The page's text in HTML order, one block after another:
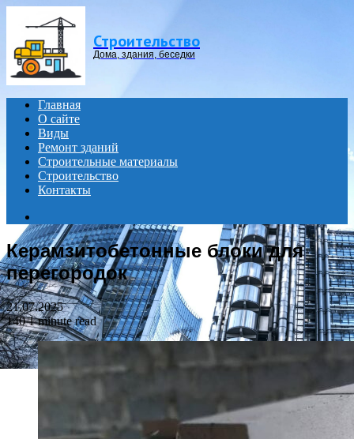
Строительство
Дома, здания, беседки
Главная
О сайте
Виды
Ремонт зданий
Строительные материалы
Строительство
Контакты
for
Керамзитобетонные блоки для
перегородок
21.07.2025
1401 minute read